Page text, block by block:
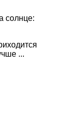
солнце:
...